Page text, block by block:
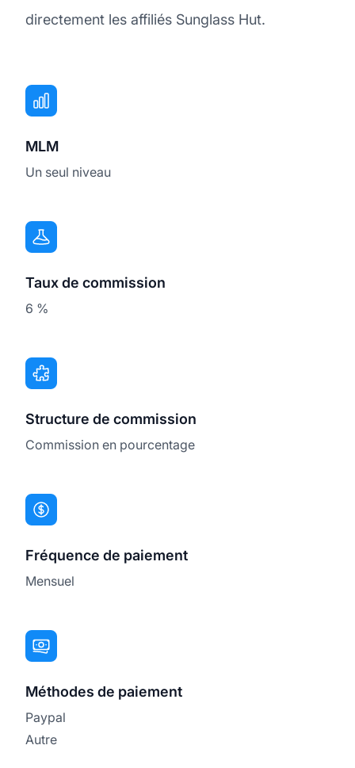
directement les affiliés Sunglass Hut.
MLM
Un seul niveau
Taux de commission
6 %
Structure de commission
Commission en pourcentage
Fréquence de paiement
Mensuel
Méthodes de paiement
Paypal
Autre